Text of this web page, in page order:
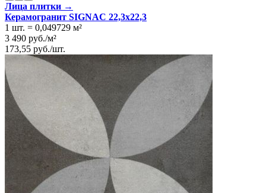
Лица плитки →
Керамогранит SIGNAC 22,3x22,3
1 шт. = 0,049729 м²
3 490 руб./м²
173,55 руб./шт.